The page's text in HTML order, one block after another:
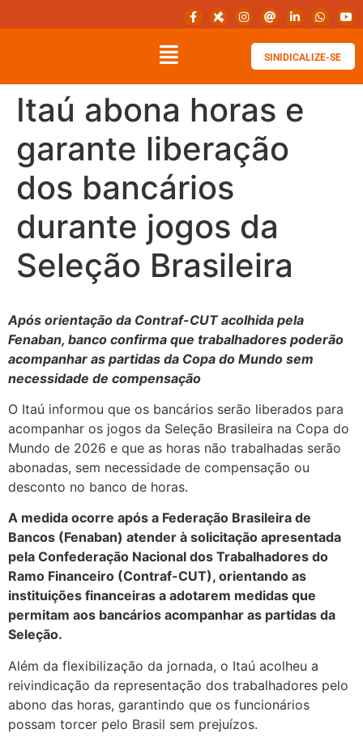
SINIDICALIZE-SE
Itaú abona horas e
garante liberação
dos bancários
durante jogos da
Seleção Brasileira
Após orientação da Contraf-CUT acolhida pela
Fenaban, banco confirma que trabalhadores poderão
acompanhar as partidas da Copa do Mundo sem
necessidade de compensação
O Itaú informou que os bancários serão liberados para
acompanhar os jogos da Seleção Brasileira na Copa do
Mundo de 2026 e que as horas não trabalhadas serão
abonadas, sem necessidade de compensação ou
desconto no banco de horas.
A medida ocorre após a Federação Brasileira de
Bancos (Fenaban) atender à solicitação apresentada
pela Confederação Nacional dos Trabalhadores do
Ramo Financeiro (Contraf-CUT), orientando as
instituições financeiras a adotarem medidas que
permitam aos bancários acompanhar as partidas da
Seleção.
Além da flexibilização da jornada, o Itaú acolheu a
reivindicação da representação dos trabalhadores pelo
abono das horas, garantindo que os funcionários
possam torcer pelo Brasil sem prejuízos.